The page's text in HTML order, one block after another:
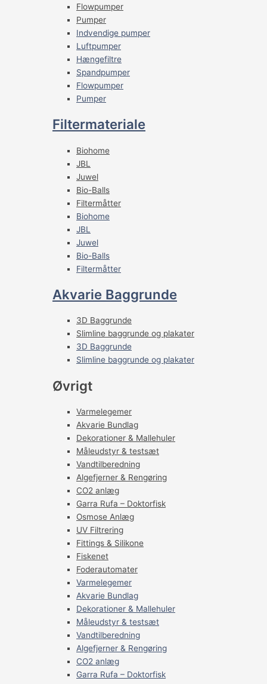
Flowpumper
Pumper
Indvendige pumper
Luftpumper
Hængefiltre
Spandpumper
Flowpumper
Pumper
Filtermateriale
Biohome
JBL
Juwel
Bio-Balls
Filtermåtter
Biohome
JBL
Juwel
Bio-Balls
Filtermåtter
Akvarie Baggrunde
3D Baggrunde
Slimline baggrunde og plakater
3D Baggrunde
Slimline baggrunde og plakater
Øvrigt
Varmelegemer
Akvarie Bundlag
Dekorationer & Mallehuler
Måleudstyr & testsæt
Vandtilberedning
Algefjerner & Rengøring
CO2 anlæg
Garra Rufa – Doktorfisk
Osmose Anlæg
UV Filtrering
Fittings & Silikone
Fiskenet
Foderautomater
Varmelegemer
Akvarie Bundlag
Dekorationer & Mallehuler
Måleudstyr & testsæt
Vandtilberedning
Algefjerner & Rengøring
CO2 anlæg
Garra Rufa – Doktorfisk